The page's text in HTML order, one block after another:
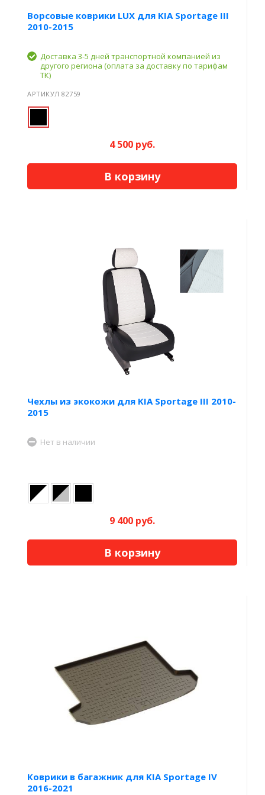
Ворсовые коврики LUX для KIA Sportage III
2010-2015
Доставка 3-5 дней транспортной компанией из
другого региона (оплата за доставку по тарифам
ТК)
АРТИКУЛ 82759
4 500 руб.
В корзину
Чехлы из экокожи для KIA Sportage III 2010-
2015
Нет в наличии
9 400 руб.
В корзину
Коврики в багажник для KIA Sportage IV
2016-2021